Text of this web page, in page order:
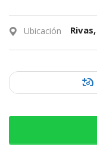
Ubicación